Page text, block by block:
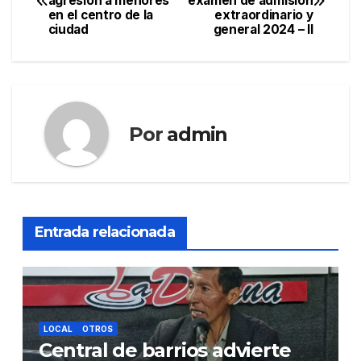
de
extraordinario y
general 2024 – II
en el centro de la
ciudad
Por admin
Entrada relacionada
LOCAL OTROS
Central de barrios advierte